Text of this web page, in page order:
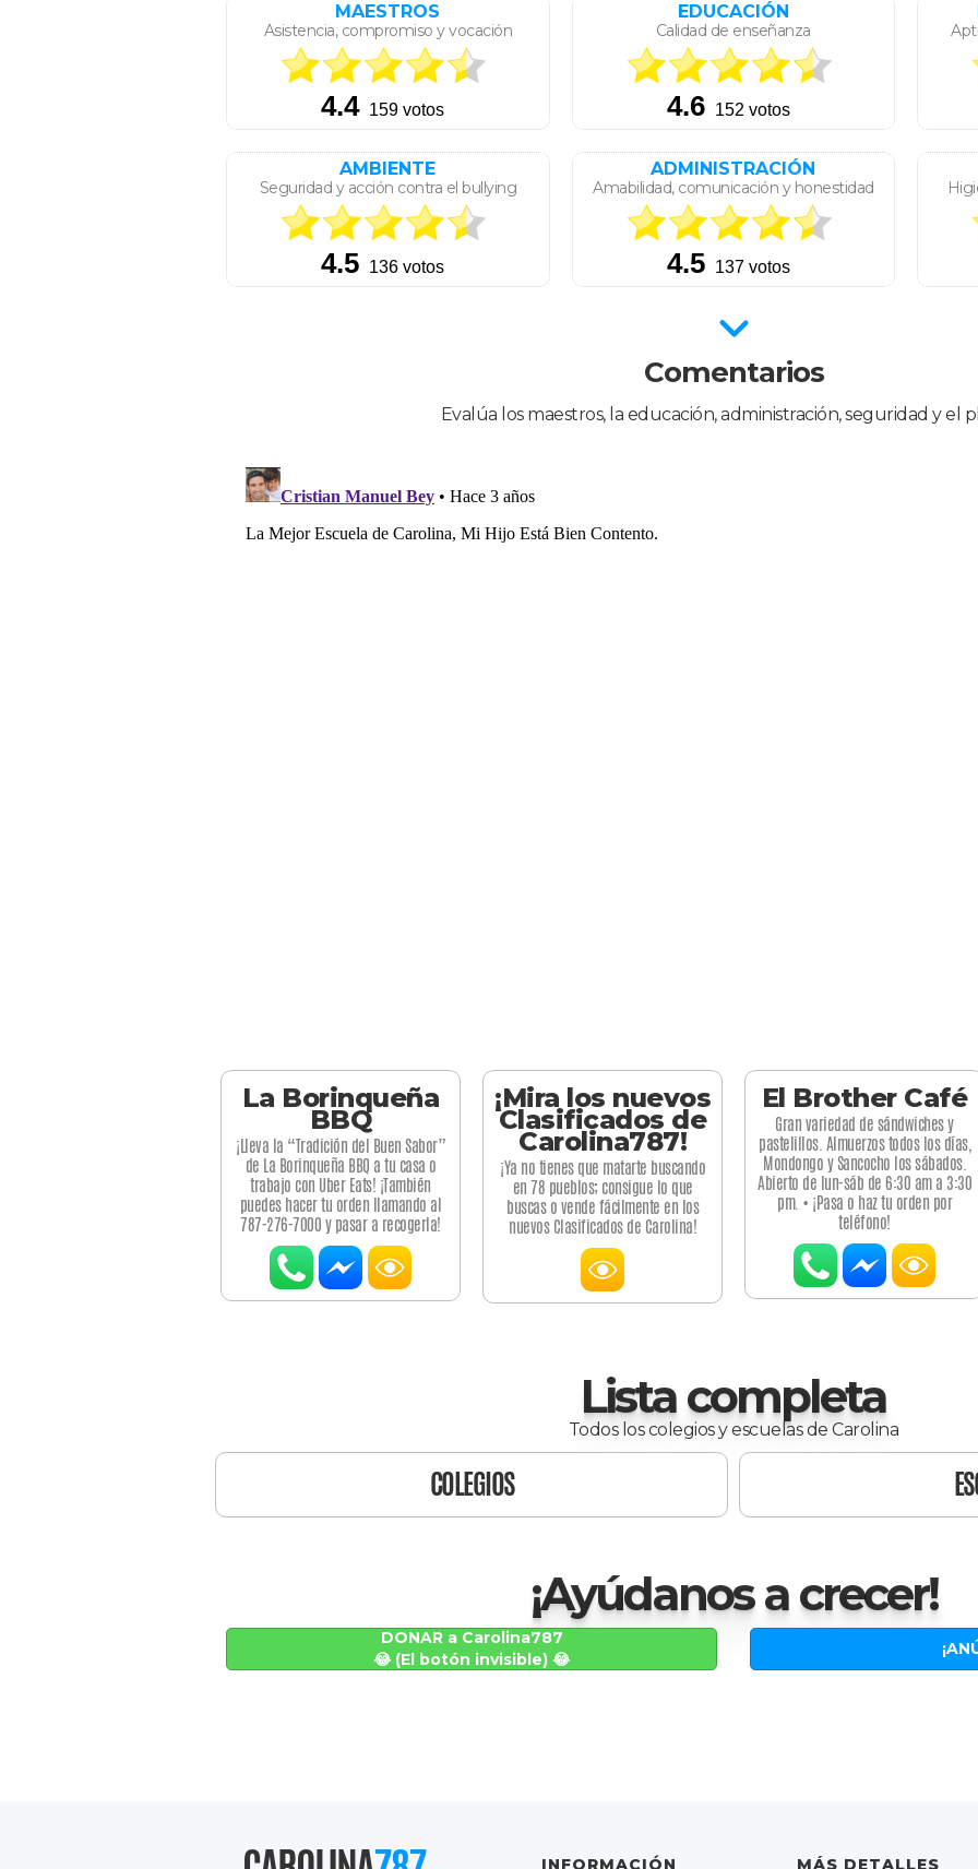
MAESTROS
Asistencia, compromiso y vocación
EDUCACIÓN
Calidad de enseñanza
AMBIENTE
Seguridad y acción contra el bullying
ADMINISTRACIÓN
Amabilidad, comunicación y honestidad
Comentarios
Evalúa los maestros, la educación, administración, seguridad y el
La Borinqueña
BBQ
¡Lleva la “Tradición del Buen Sabor”
de La Borinqueña BBQ a tu casa o
trabajo con Uber Eats! ¡También
puedes hacer tu orden llamando al
787-276-7000 y pasar a recogerla!
¡Mira los nuevos
Clasificados de
Carolina787!
¡Ya no tienes que matarte buscando
en 78 pueblos; consigue lo que
buscas o vende fácilmente en los
nuevos Clasificados de Carolina!
El Brother Café
Gran variedad de sándwiches y
pastelillos. Almuerzos todos los días,
Mondongo y Sancocho los sábados.
Abierto de lun-sáb de 6:30 am a 3:30
pm. • ¡Pasa o haz tu orden por
teléfono!
Lista completa
Todos los colegios y escuelas de Carolina
COLEGIOS
¡Ayúdanos a crecer!
DONAR a Carolina787
😂 (El botón invisible) 😂
INFORMACIÓN MÁS DETALLES